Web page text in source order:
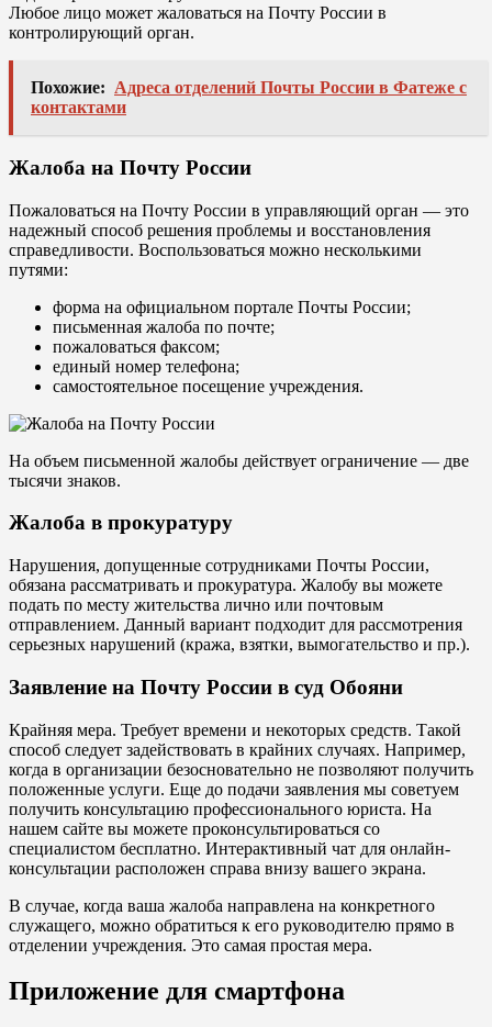
Любое лицо может жаловаться на Почту России в
контролирующий орган.
Похожие: Адреса отделений Почты России в Фатеже с
контактами
Жалоба на Почту России
Пожаловаться на Почту России в управляющий орган — это
надежный способ решения проблемы и восстановления
справедливости. Воспользоваться можно несколькими
путями:
форма на официальном портале Почты России;
письменная жалоба по почте;
пожаловаться факсом;
единый номер телефона;
самостоятельное посещение учреждения.
На объем письменной жалобы действует ограничение — две
тысячи знаков.
Жалоба в прокуратуру
Нарушения, допущенные сотрудниками Почты России,
обязана рассматривать и прокуратура. Жалобу вы можете
подать по месту жительства лично или почтовым
отправлением. Данный вариант подходит для рассмотрения
серьезных нарушений (кража, взятки, вымогательство и пр.).
Заявление на Почту России в суд Обояни
Крайняя мера. Требует времени и некоторых средств. Такой
способ следует задействовать в крайних случаях. Например,
когда в организации безосновательно не позволяют получить
положенные услуги. Еще до подачи заявления мы советуем
получить консультацию профессионального юриста. На
нашем сайте вы можете проконсультироваться со
специалистом бесплатно. Интерактивный чат для онлайн-
консультации расположен справа внизу вашего экрана.
В случае, когда ваша жалоба направлена на конкретного
служащего, можно обратиться к его руководителю прямо в
отделении учреждения. Это самая простая мера.
Приложение для смартфона